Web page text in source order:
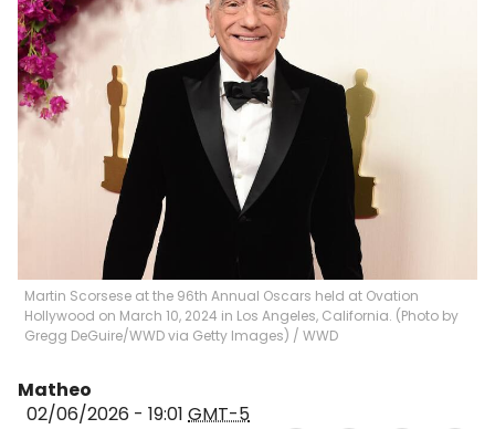
Martin Scorsese at the 96th Annual Oscars held at Ovation
Hollywood on March 10, 2024 in Los Angeles, California. (Photo by
Gregg DeGuire/WWD via Getty Images) / WWD
Matheo
02/06/2026 - 19:01 GMT-5